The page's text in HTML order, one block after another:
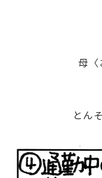
母〈
とん